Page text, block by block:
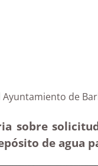
Ayuntamiento
sobre
de agua